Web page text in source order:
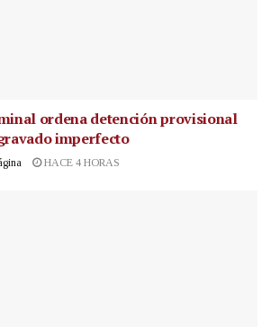
ordena detención provisional
imperfecto
HACE 4 HORAS